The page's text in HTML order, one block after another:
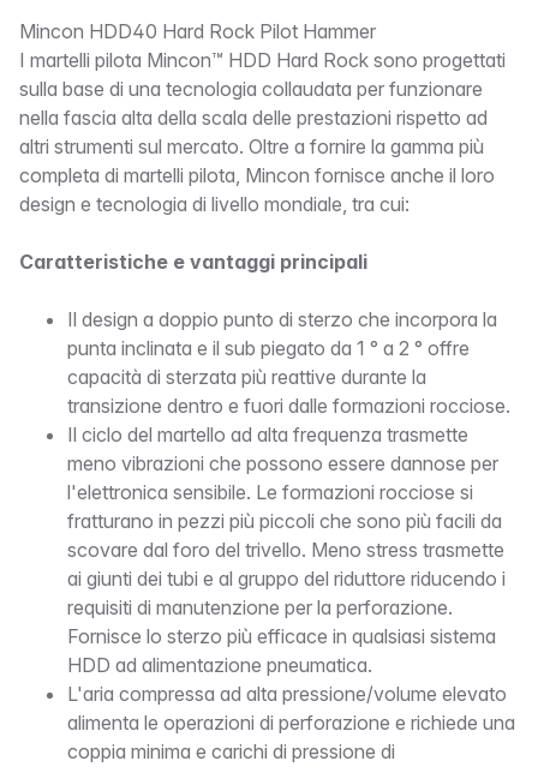
bound
Mincon HDD40 Hard Rock Pilot Hammer
I martelli pilota Mincon™ HDD Hard Rock sono progettati
sulla base di una tecnologia collaudata per funzionare
nella fascia alta della scala delle prestazioni rispetto ad
altri strumenti sul mercato. Oltre a fornire la gamma più
completa di martelli pilota, Mincon fornisce anche il loro
design e tecnologia di livello mondiale, tra cui:
Caratteristiche e vantaggi principali
Il design a doppio punto di sterzo che incorpora la
punta inclinata e il sub piegato da 1 ° a 2 ° offre
capacità di sterzata più reattive durante la
transizione dentro e fuori dalle formazioni rocciose.
Il ciclo del martello ad alta frequenza trasmette
meno vibrazioni che possono essere dannose per
l'elettronica sensibile. Le formazioni rocciose si
fratturano in pezzi più piccoli che sono più facili da
scovare dal foro del trivello. Meno stress trasmette
ai giunti dei tubi e al gruppo del riduttore riducendo i
requisiti di manutenzione per la perforazione.
Fornisce lo sterzo più efficace in qualsiasi sistema
HDD ad alimentazione pneumatica.
L'aria compressa ad alta pressione/volume elevato
alimenta le operazioni di perforazione e richiede una
coppia minima e carichi di pressione di